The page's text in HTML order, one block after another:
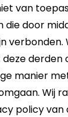
van
die door
verbonden.
derden
manier
Wij
policy van